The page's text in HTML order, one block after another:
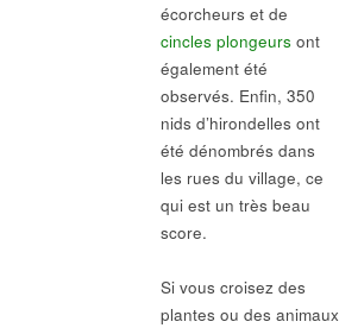
écorcheurs et de
cincles plongeurs ont
également été
observés. Enfin, 350
nids d’hirondelles ont
été dénombrés dans
les rues du village, ce
qui est un très beau
score.
Si vous croisez des
plantes ou des animaux